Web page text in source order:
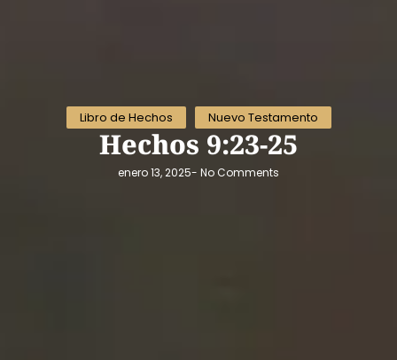
Libro de Hechos Nuevo Testamento
Hechos 9:23-25
enero 13, 2025- No Comments